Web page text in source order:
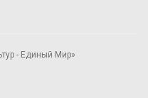
- Единый Мир»